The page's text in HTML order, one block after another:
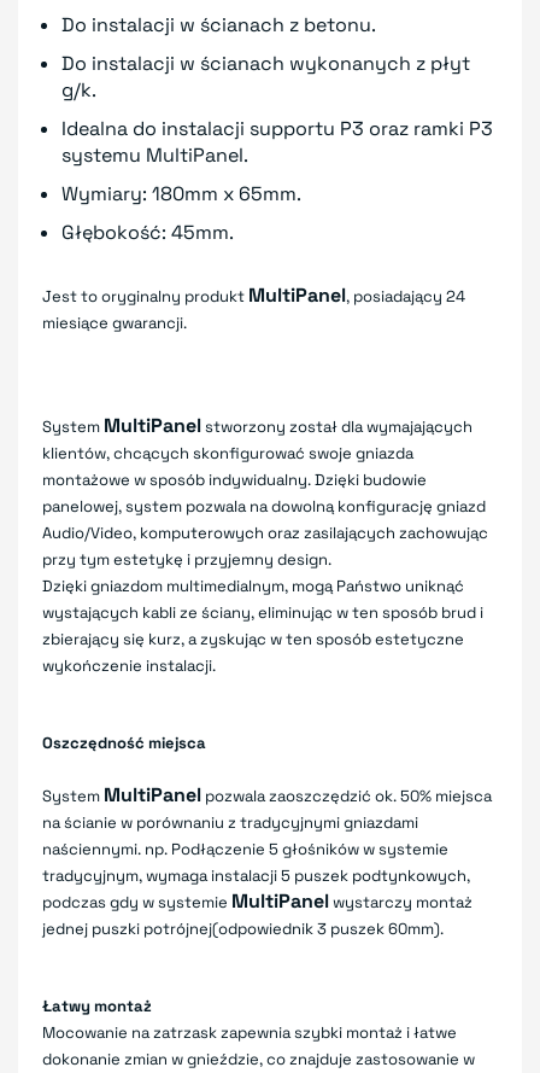
Do instalacji w ścianach z betonu.
Do instalacji w ścianach wykonanych z płyt
g/k.
Idealna do instalacji supportu P3 oraz ramki P3
systemu MultiPanel.
Wymiary: 180mm x 65mm.
Głębokość: 45mm.
Jest to oryginalny produkt MultiPanel, posiadający 24
miesiące gwarancji.
System MultiPanelstworzony został dla wymajających
klientów, chcących skonfigurować swoje gniazda
montażowe w sposób indywidualny. Dzięki budowie
panelowej, system pozwala na dowolną konfigurację gniazd
Audio/Video, komputerowych oraz zasilających zachowując
przy tym estetykę i przyjemny design.
Dzięki gniazdom multimedialnym, mogą Państwo uniknąć
wystających kabli ze ściany, eliminując w ten sposób brud i
zbierający się kurz, a zyskując w ten sposób estetyczne
wykończenie instalacji.
Oszczędność miejsca
System MultiPanel pozwala zaoszczędzić ok. 50% miejsca
na ścianie w porównaniu z tradycyjnymi gniazdami
naściennymi. np. Podłączenie 5 głośników w systemie
tradycyjnym, wymaga instalacji 5 puszek podtynkowych,
podczas gdy w systemie MultiPanelwystarczy montaż
jednej puszki potrójnej(odpowiednik 3 puszek 60mm).
Łatwy montaż
Mocowanie na zatrzask zapewnia szybki montaż i łatwe
dokonanie zmian w gnieździe, co znajduje zastosowanie w